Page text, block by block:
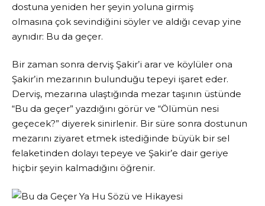
dostuna yeniden her şeyin yoluna girmiş
olmasına çok sevindiğini söyler ve aldığı cevap yine
aynıdır: Bu da geçer.
Bir zaman sonra derviş Şakir’i arar ve köylüler ona
Şakir’in mezarının bulunduğu tepeyi işaret eder.
Derviş, mezarına ulaştığında mezar taşının üstünde
“Bu da geçer” yazdığını görür ve “Ölümün nesi
geçecek?” diyerek sinirlenir. Bir süre sonra dostunun
mezarını ziyaret etmek istediğinde büyük bir sel
felaketinden dolayı tepeye ve Şakir’e dair geriye
hiçbir şeyin kalmadığını öğrenir.